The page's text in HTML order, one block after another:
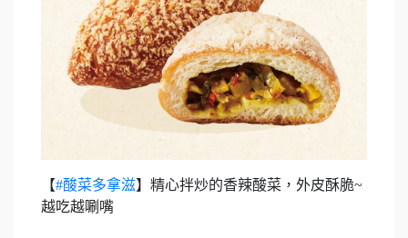
【#酸菜多拿滋】精心拌炒的香辣酸菜，外皮酥脆~
越吃越唰嘴